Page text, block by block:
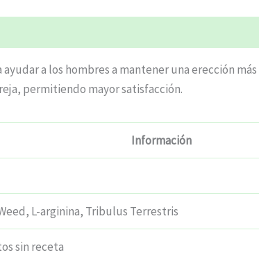
a los hombres a mantener una erección
permitiendo mayor satisfacción.
Información
L-arginina, Tribulus Terrestris
sin receta